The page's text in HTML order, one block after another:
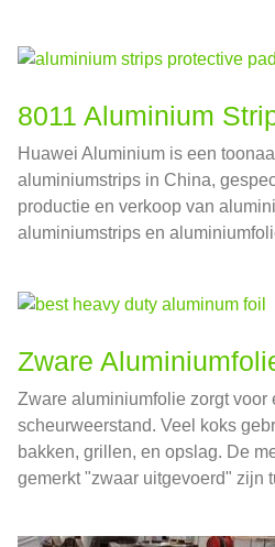
kunnen produceren is 3000 mm.
8011 Aluminium
Huawei Aluminium is een
aluminiumstrips in China,
productie en verkoop van
aluminiumstrips en
Zware
Zware aluminiumfolie zorgt voor
scheurweerstand. Veel koks
bakken, grillen, en opslag. De
gemerkt "zwaar uitgevoerd" zijn